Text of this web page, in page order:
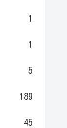
1
1
5
189
45